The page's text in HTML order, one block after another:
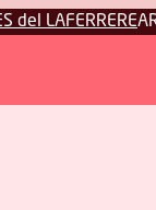
del LAFERRERE